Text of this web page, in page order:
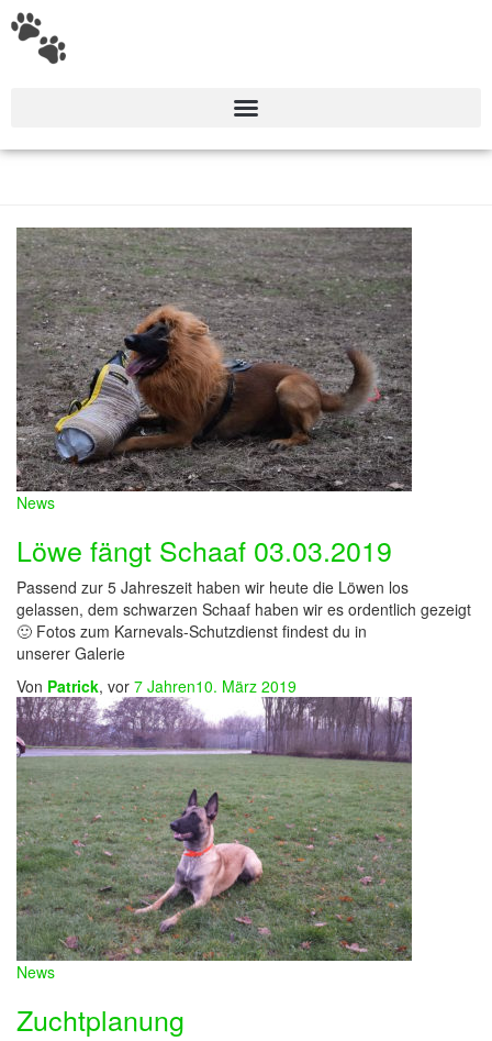
News
Löwe fängt Schaaf 03.03.2019
Passend zur 5 Jahreszeit haben wir heute die Löwen los
gelassen, dem schwarzen Schaaf haben wir es ordentlich gezeigt
🙂 Fotos zum Karnevals-Schutzdienst findest du in
unserer Galerie
Von Patrick, vor 7 Jahren10. März 2019
News
Zuchtplanung